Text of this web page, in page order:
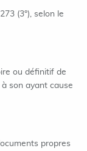
(3°), selon le
ou définitif de
son ayant cause
propres